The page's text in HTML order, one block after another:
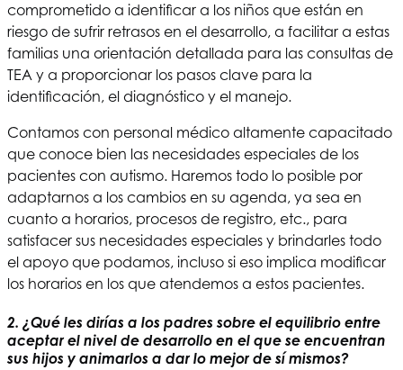
comprometido a identificar a los niños que están en
riesgo de sufrir retrasos en el desarrollo, a facilitar a estas
familias una orientación detallada para las consultas de
TEA y a proporcionar los pasos clave para la
identificación, el diagnóstico y el manejo.
Contamos con personal médico altamente capacitado
que conoce bien las necesidades especiales de los
pacientes con autismo. Haremos todo lo posible por
adaptarnos a los cambios en su agenda, ya sea en
cuanto a horarios, procesos de registro, etc., para
satisfacer sus necesidades especiales y brindarles todo
el apoyo que podamos, incluso si eso implica modificar
los horarios en los que atendemos a estos pacientes.
2. ¿Qué les dirías a los padres sobre el equilibrio entre
aceptar el nivel de desarrollo en el que se encuentran
sus hijos y animarlos a dar lo mejor de sí mismos?